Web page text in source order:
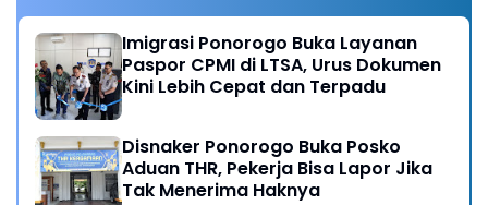
Imigrasi Ponorogo Buka Layanan
Paspor CPMI di LTSA, Urus Dokumen
Kini Lebih Cepat dan Terpadu
Disnaker Ponorogo Buka Posko
Aduan THR, Pekerja Bisa Lapor Jika
Tak Menerima Haknya